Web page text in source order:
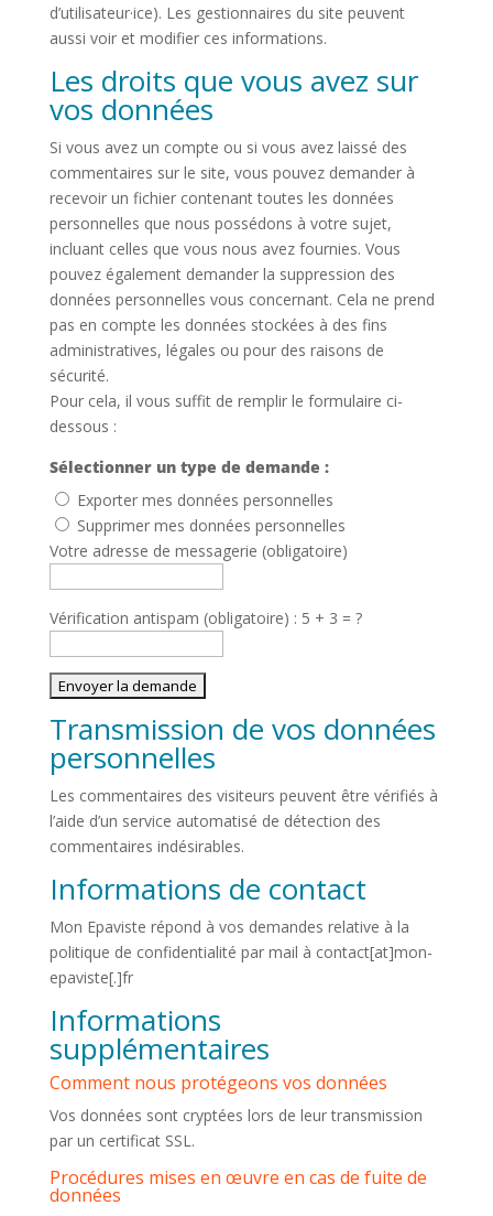
d’utilisateur·ice). Les gestionnaires du site peuvent
aussi voir et modifier ces informations.
Les droits que vous avez sur
vos données
Si vous avez un compte ou si vous avez laissé des
commentaires sur le site, vous pouvez demander à
recevoir un fichier contenant toutes les données
personnelles que nous possédons à votre sujet,
incluant celles que vous nous avez fournies. Vous
pouvez également demander la suppression des
données personnelles vous concernant. Cela ne prend
pas en compte les données stockées à des fins
administratives, légales ou pour des raisons de
sécurité.
Pour cela, il vous suffit de remplir le formulaire ci-
dessous :
Sélectionner un type de demande :
Exporter mes données personnelles
Supprimer mes données personnelles
Votre adresse de messagerie (obligatoire)
Vérification antispam (obligatoire) : 5 + 3 = ?
Transmission de vos données
personnelles
Les commentaires des visiteurs peuvent être vérifiés à
l’aide d’un service automatisé de détection des
commentaires indésirables.
Informations de contact
Mon Epaviste répond à vos demandes relative à la
politique de confidentialité par mail à contact[at]mon-
epaviste[.]fr
Informations
supplémentaires
Comment nous protégeons vos données
Vos données sont cryptées lors de leur transmission
par un certificat SSL.
Procédures mises en œuvre en cas de fuite de
données